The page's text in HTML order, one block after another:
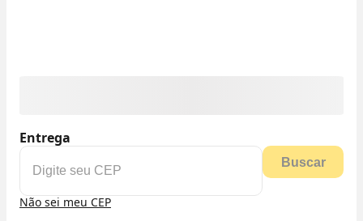
Entrega
Buscar
Não sei meu CEP